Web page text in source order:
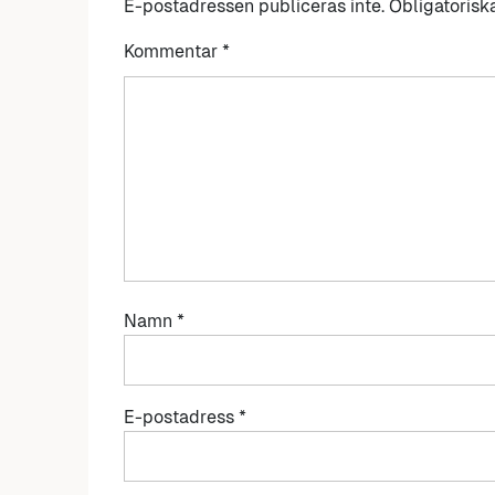
E-postadressen publiceras inte.
Kommentar *
Namn *
E-postadress *